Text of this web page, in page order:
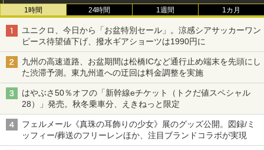
1時間 24時間 1週間 1カ月
ユニクロ、今日から「お盆特別セール」。涼感シアサッカーワン
ピース待望値下げ、撥水ギアショーツは1990円に
九州の高速道路、お盆期間は松橋ICなど通行止め端末を先頭にし
た渋滞予測。東九州道への迂回は料金調整を実施
はやぶさ50％オフの「新幹線eチケット（トクだ値スペシャル
28）」発売。秋冬乗車分、えきねっと限定
フェルメール《真珠の耳飾りの少女》展のグッズ公開。図録/ミ
ッフィー/葬送のフリーレンほか、注目ブランドコラボが実現